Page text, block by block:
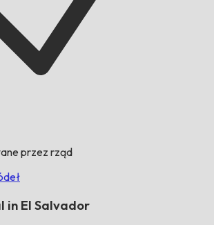
przez rząd
in El Salvador